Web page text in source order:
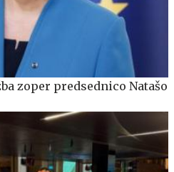
zoper predsednico Natašo